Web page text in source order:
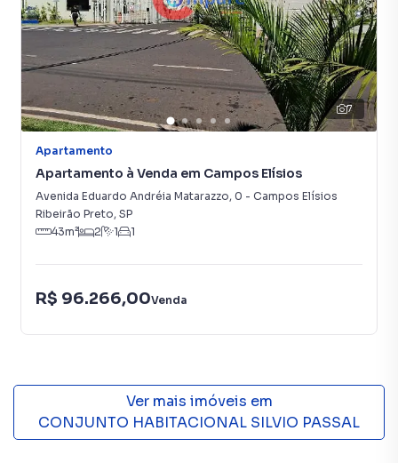
7
Apartamento
Apartamento à Venda em Campos Elísios
Avenida Eduardo Andréia Matarazzo, 0 - Campos Elísios
Ribeirão Preto, SP
43m² 2 1 1
R$ 96.266,00Venda
Ver mais imóveis em
CONJUNTO HABITACIONAL SILVIO PASSAL